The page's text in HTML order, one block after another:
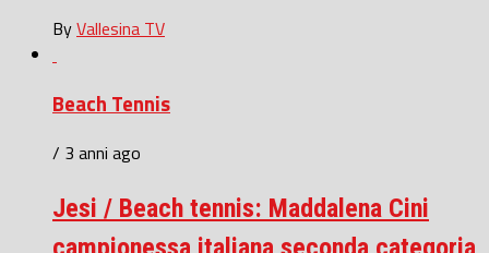
ByVallesina TV
Beach Tennis
/ 3 anni ago
Jesi / Beach tennis: Maddalena Cini